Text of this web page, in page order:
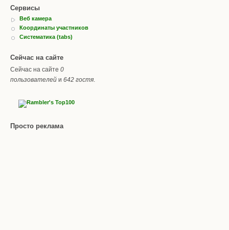
Сервисы
Веб камера
Координаты участников
Систематика (tabs)
Сейчас на сайте
Сейчас на сайте 0
пользователей и 642 гостя.
Просто реклама